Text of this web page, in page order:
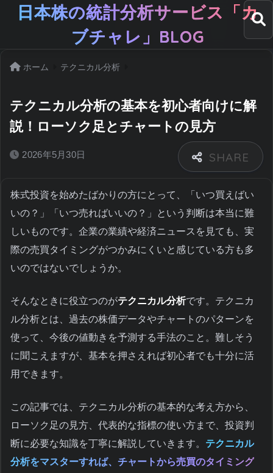
日本株の統計分析サービス「カ
ブチャレ」BLOG
ホーム テクニカル分析
テクニカル分析の基本を初心者向けに解
説！ローソク足とチャートの見方
2026年5月30日
株式投資を始めたばかりの方にとって、「いつ買えばい
いの？」「いつ売ればいいの？」という判断は本当に難
しいものです。企業の業績や経済ニュースを見ても、実
際の売買タイミングがつかみにくいと感じている方も多
いのではないでしょうか。
そんなときに役立つのがテクニカル分析です。テクニカ
ル分析とは、過去の株価データやチャートのパターンを
使って、今後の値動きを予測する手法のこと。難しそう
に聞こえますが、基本を押さえれば初心者でも十分に活
用できます。
この記事では、テクニカル分析の基本的な考え方から、
ローソク足の見方、代表的な指標の使い方まで、投資判
断に必要な知識を丁寧に解説していきます。 テクニカル
分析をマスターすれば、チャートから売買のタイミング